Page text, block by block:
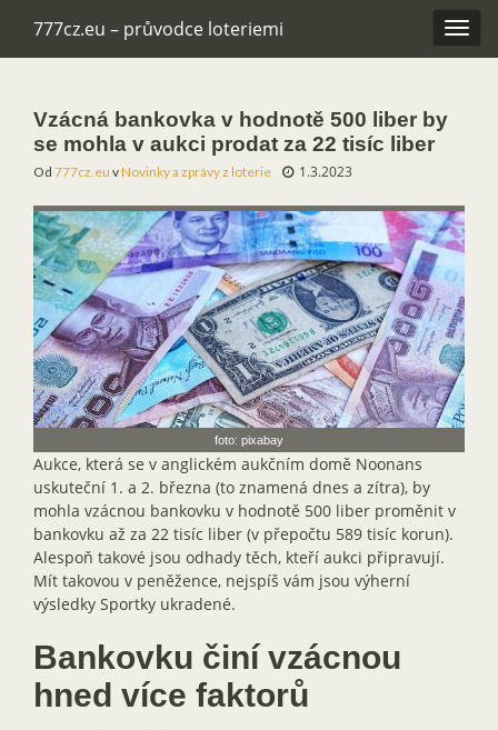
777cz.eu – průvodce loteriemi
Vzácná bankovka v hodnotě 500 liber by
se mohla v aukci prodat za 22 tisíc liber
Od 777cz.eu vNovinky a zprávy z loterie 1.3.2023
foto: pixabay
Aukce, která se v anglickém aukčním domě Noonans
uskuteční 1. a 2. března (to znamená dnes a zítra), by
mohla vzácnou bankovku v hodnotě 500 liber proměnit v
bankovku až za 22 tisíc liber (v přepočtu 589 tisíc korun).
Alespoň takové jsou odhady těch, kteří aukci připravují.
Mít takovou v peněžence, nejspíš vám jsou výherní
výsledky Sportky ukradené.
Bankovku činí vzácnou
hned více faktorů